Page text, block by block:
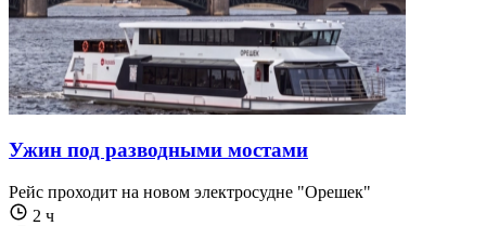
Ужин под разводными мостами
Рейс проходит на новом электросудне "Орешек"
2 ч